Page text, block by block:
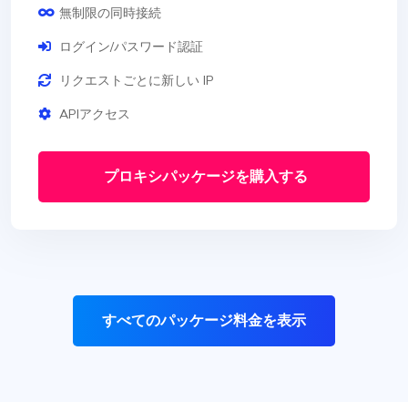
無制限の同時接続
ログイン/パスワード認証
リクエストごとに新しい IP
APIアクセス
プロキシパッケージを購入する
すべてのパッケージ料金を表示